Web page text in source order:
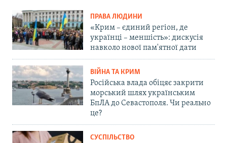
ПРАВА ЛЮДИНИ
«Крим – єдиний регіон, де
українці – меншість»: дискусія
навколо нової пам'ятної дати
ВІЙНА ТА КРИМ
Російська влада обіцяє закрити
морський шлях українським
БпЛА до Севастополя. Чи реально
це?
СУСПІЛЬСТВО